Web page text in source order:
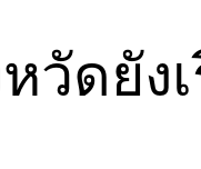
วัดยัง